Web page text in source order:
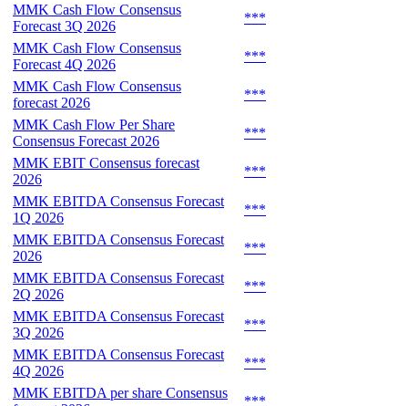
MMK Cash Flow Consensus
Forecast 3Q 2026
***
MMK Cash Flow Consensus
Forecast 4Q 2026
***
MMK Cash Flow Consensus
forecast 2026
***
MMK Cash Flow Per Share
Consensus Forecast 2026
***
MMK EBIT Consensus forecast
2026
***
MMK EBITDA Consensus Forecast
1Q 2026
***
MMK EBITDA Consensus Forecast
2026
***
MMK EBITDA Consensus Forecast
2Q 2026
***
MMK EBITDA Consensus Forecast
3Q 2026
***
MMK EBITDA Consensus Forecast
4Q 2026
***
MMK EBITDA per share Consensus
***